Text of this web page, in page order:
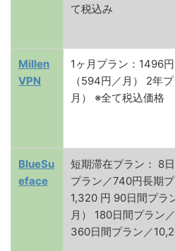
て税込み
Millen
VPN
1ヶ月プラン：1496
（594円／月） 2年
月） ※全て税込価格
BlueSu
eface
短期滞在プラン： 8
プラン／740円長期
1,320 円 90日間プラ
月） 180日間プラン
360日間プラン／